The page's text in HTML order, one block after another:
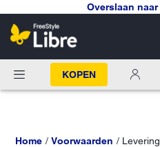
Overslaan
KOPEN
Home Voorwaarden